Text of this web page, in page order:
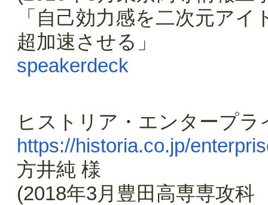
「自己効力感を二次元ア
超加速させる」
speakerdeck
ヒストリア・エンタープラ
https://historia.co.jp/
方井純 様
(2018年3月豊田高専専攻